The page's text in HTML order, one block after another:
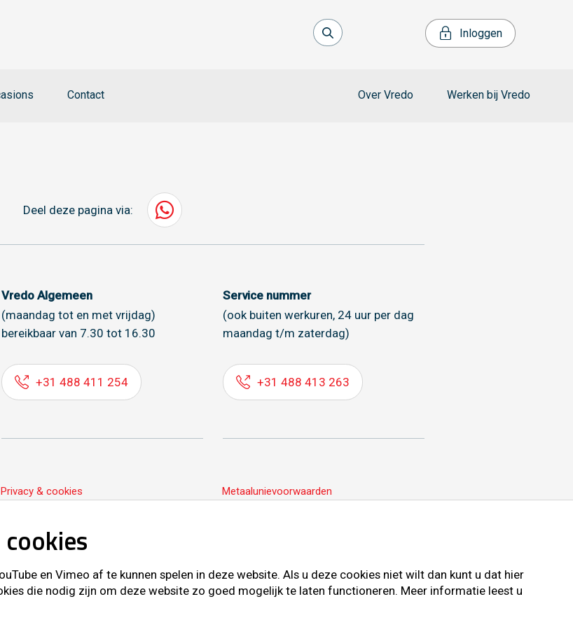
Inloggen
Contact Over Vredo Werken bij Vredo
Deel deze pagina via:
Vredo Algemeen
(maandag tot en met vrijdag)
bereikbaar van 7.30 tot 16.30
+31 488 411 254
Service nummer
(ook buiten werkuren, 24 uur per dag
maandag t/m zaterdag)
+31 488 413 263
Privacy & cookies Metaalunievoorwaarden
en Vimeo af te kunnen spelen in deze website. Als u deze cookies niet wilt dan kunt u dat hier
die nodig zijn om deze website zo goed mogelijk te laten functioneren. Meer informatie leest u